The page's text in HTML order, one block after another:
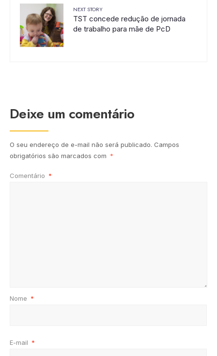
NEXT STORY
TST concede redução de jornada
de trabalho para mãe de PcD
Deixe um comentário
O seu endereço de e-mail não será publicado. Campos
obrigatórios são marcados com *
Comentário *
Nome *
E-mail *